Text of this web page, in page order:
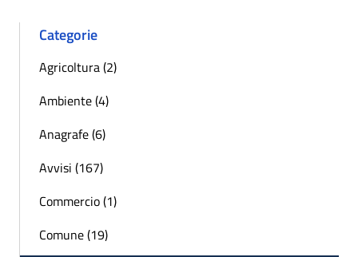
Categorie
Agricoltura (2)
Ambiente (4)
Anagrafe (6)
Avvisi (167)
Commercio (1)
Comune (19)